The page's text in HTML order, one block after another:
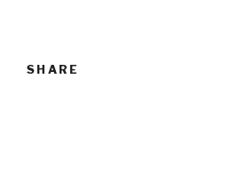
SHARE